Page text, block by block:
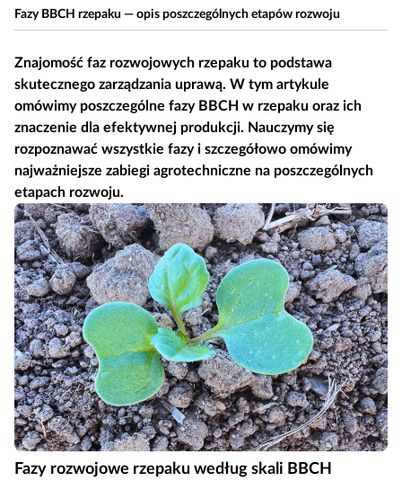
Fazy BBCH rzepaku — opis poszczególnych etapów rozwoju
Znajomość faz rozwojowych rzepaku to podstawa
skutecznego zarządzania uprawą. W tym artykule
omówimy poszczególne fazy BBCH w rzepaku oraz ich
znaczenie dla efektywnej produkcji. Nauczymy się
rozpoznawać wszystkie fazy i szczegółowo omówimy
najważniejsze zabiegi agrotechniczne na poszczególnych
etapach rozwoju.
Fazy rozwojowe rzepaku według skali BBCH